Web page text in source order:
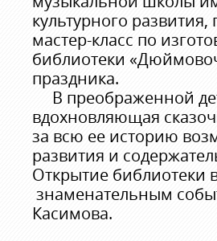
культурного
мастер-класс по
библиотеки
праздника.
В преображенной
вдохновляющая
за всю ее историю
развития и
Открытие библиотеки
знаменательным
Касимова.